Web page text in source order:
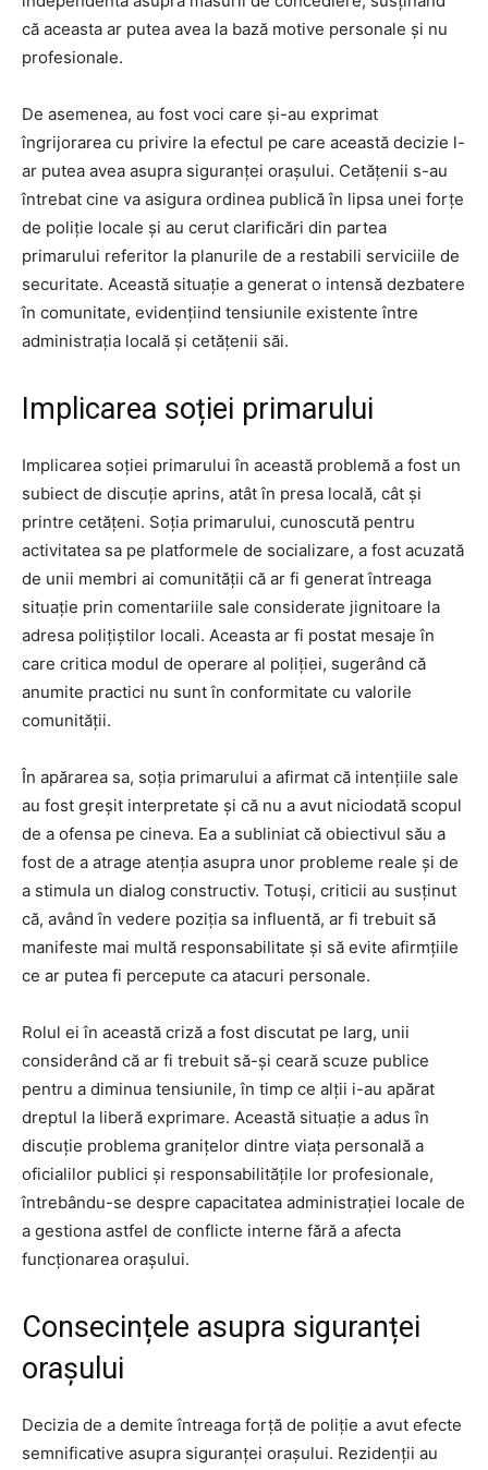
că aceasta ar putea avea la bază motive personale și nu
profesionale.
De asemenea, au fost voci care și-au exprimat
îngrijorarea cu privire la efectul pe care această decizie l-
ar putea avea asupra siguranței orașului. Cetățenii s-au
întrebat cine va asigura ordinea publică în lipsa unei forțe
de poliție locale și au cerut clarificări din partea
primarului referitor la planurile de a restabili serviciile de
securitate. Această situație a generat o intensă dezbatere
în comunitate, evidențiind tensiunile existente între
administrația locală și cetățenii săi.
Implicarea soției primarului
Implicarea soției primarului în această problemă a fost un
subiect de discuție aprins, atât în presa locală, cât și
printre cetățeni. Soția primarului, cunoscută pentru
activitatea sa pe platformele de socializare, a fost acuzată
de unii membri ai comunității că ar fi generat întreaga
situație prin comentariile sale considerate jignitoare la
adresa polițiștilor locali. Aceasta ar fi postat mesaje în
care critica modul de operare al poliției, sugerând că
anumite practici nu sunt în conformitate cu valorile
comunității.
În apărarea sa, soția primarului a afirmat că intențiile sale
au fost greșit interpretate și că nu a avut niciodată scopul
de a ofensa pe cineva. Ea a subliniat că obiectivul său a
fost de a atrage atenția asupra unor probleme reale și de
a stimula un dialog constructiv. Totuși, criticii au susținut
că, având în vedere poziția sa influentă, ar fi trebuit să
manifeste mai multă responsabilitate și să evite afirmțiile
ce ar putea fi percepute ca atacuri personale.
Rolul ei în această criză a fost discutat pe larg, unii
considerând că ar fi trebuit să-și ceară scuze publice
pentru a diminua tensiunile, în timp ce alții i-au apărat
dreptul la liberă exprimare. Această situație a adus în
discuție problema granițelor dintre viața personală a
oficialilor publici și responsabilitățile lor profesionale,
întrebându-se despre capacitatea administrației locale de
a gestiona astfel de conflicte interne fără a afecta
funcționarea orașului.
Consecințele asupra siguranței
orașului
Decizia de a demite întreaga forță de poliție a avut efecte
semnificative asupra siguranței orașului. Rezidenții au